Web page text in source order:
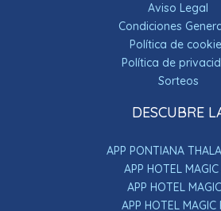
Aviso Legal
Condiciones
Política de
Política de
Sorteos
DESCUBRE
APP PONTIANA
APP HOTEL
APP HOTEL
APP HOTEL MAGIC